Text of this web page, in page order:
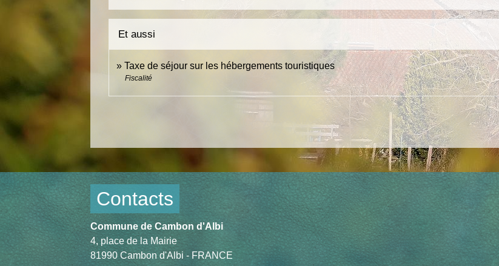
Et aussi
Taxe de séjour sur les hébergements touristiques
Fiscalité
Contacts
Commune de Cambon d'Albi
4, place de la Mairie
81990 Cambon d'Albi - FRANCE